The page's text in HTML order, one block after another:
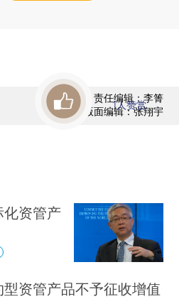
责任编辑：李箐
版面编辑：张翔宇
1人赞赏
化资管产
资管产品不予征收增值